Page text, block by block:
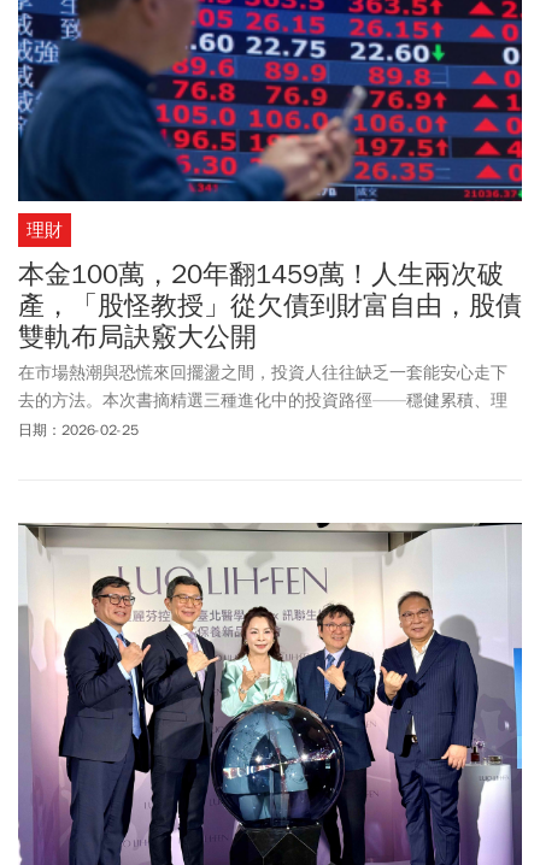
理財
本金100萬，20年翻1459萬！人生兩次破
產，「股怪教授」從欠債到財富自由，股債
雙軌布局訣竅大公開
在市場熱潮與恐慌來回擺盪之間，投資人往往缺乏一套能安心走下
去的方法。本次書摘精選三種進化中的投資路徑——穩健累積、理
解企業、看懂賽道，幫助大家走得更遠。
日期：2026-02-25